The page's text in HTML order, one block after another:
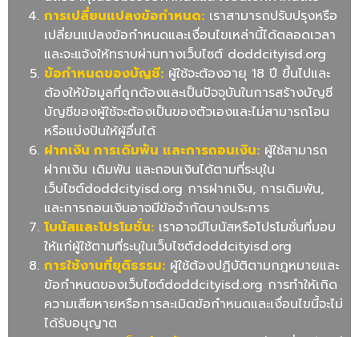
การเปลี่ยนแปลงข้อกำหนด: เราสามารถปรับปรุงหรือ
เปลี่ยนแปลงข้อกำหนดและเงื่อนไขเหล่านี้ได้ตลอดเวลา
และจะแจ้งให้ทราบผ่านทางเว็บไซต์ doddcityisd.org
ข้อกำหนดของบัญชี: ผู้ใช้จะต้องอายุ 18 ปี ขึ้นไปและ
ต้องให้ข้อมูลที่ถูกต้องและเป็นปัจจุบันในการสร้างบัญชี
บัญชีของผู้ใช้จะต้องเป็นของตัวเองและไม่สามารถโอน
หรือแบ่งปันให้ผู้อื่นได้
ฝากเงิน การเดิมพัน และการถอนเงิน: ผู้ใช้สามารถ
ฝากเงิน เดิมพัน และถอนเงินได้ตามที่ระบุใน
เว็บไซต์doddcityisd.org การฝากเงิน, การเดิมพัน,
และการถอนเงินอาจมีข้อจำกัดบางประการ
โบนัสและโปรโมชั่น: เราอาจมีโบนัสหรือโปรโมชั่นที่มอบ
ให้แก่ผู้ใช้ตามที่ระบุในเว็บไซต์doddcityisd.org
การใช้งานที่ยุติธรรม: ผู้ใช้ต้องปฏิบัติตามกฎหมายและ
ข้อกำหนดของเว็บไซต์doddcityisd.org การทำให้เกิด
ความเสียหายหรือการละเมิดข้อกำหนดและเงื่อนไขนี้จะไม่
ได้รับอนุญาต